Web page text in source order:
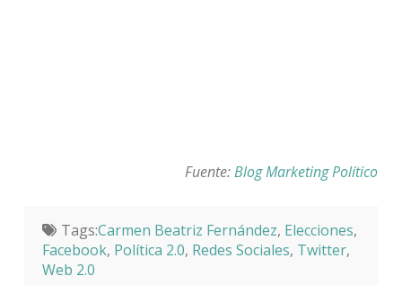
Fuente:Blog Marketing Político
Tags:Carmen Beatriz Fernández, Elecciones,
Facebook, Política 2.0, Redes Sociales, Twitter,
Web 2.0